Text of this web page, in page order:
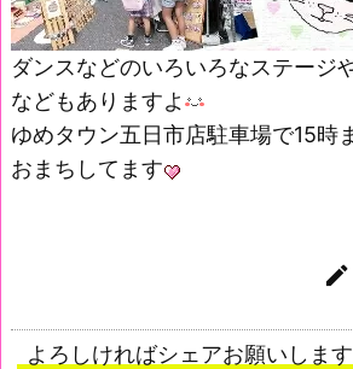
ダンスなどのいろいろなステージ
などもありますよ
ゆめタウン五日市店駐車場で15時
おまちしてます

よろしければシェアお願いします